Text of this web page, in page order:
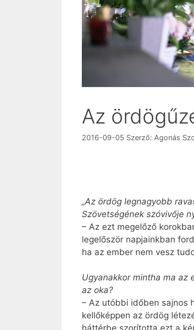
Az
2016-09-05 Szerző: Agonás
„Az ördög legnagyobb
Szövetségének szóvivője
– Az ezt megelőző
legelőször napjainkban
ha az ember nem vesz
Ugyanakkor mintha ma az
az oka?
– Az utóbbi időben sajnos
kellőképpen az ördög